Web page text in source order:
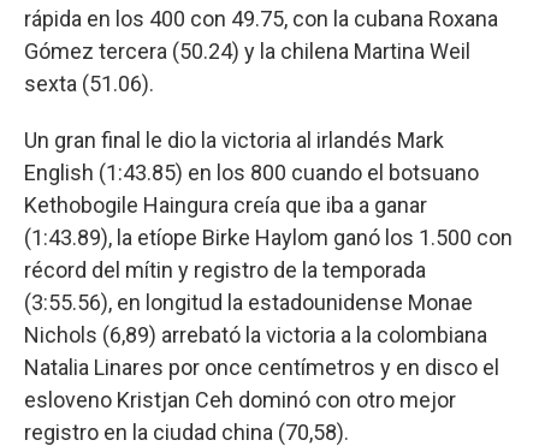
rápida en los 400 con 49.75, con la cubana Roxana
Gómez tercera (50.24) y la chilena Martina Weil
sexta (51.06).
Un gran final le dio la victoria al irlandés Mark
English (1:43.85) en los 800 cuando el botsuano
Kethobogile Haingura creía que iba a ganar
(1:43.89), la etíope Birke Haylom ganó los 1.500 con
récord del mítin y registro de la temporada
(3:55.56), en longitud la estadounidense Monae
Nichols (6,89) arrebató la victoria a la colombiana
Natalia Linares por once centímetros y en disco el
esloveno Kristjan Ceh dominó con otro mejor
registro en la ciudad china (70,58).